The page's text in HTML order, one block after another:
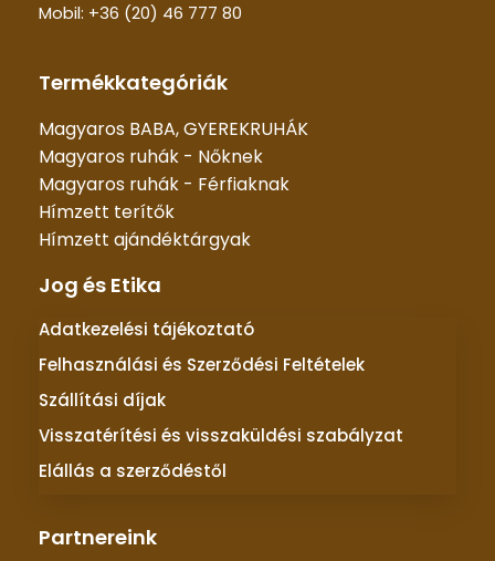
Mobil: +36 (20) 46 777 80
Termékkategóriák
Magyaros BABA, GYEREKRUHÁK
Magyaros ruhák - Nőknek
Magyaros ruhák - Férfiaknak
Hímzett terítők
Hímzett ajándéktárgyak
Jog és Etika
Adatkezelési tájékoztató
Felhasználási és Szerződési Feltételek
Szállítási díjak
Visszatérítési és visszaküldési szabályzat
Elállás a szerződéstől
Partnereink